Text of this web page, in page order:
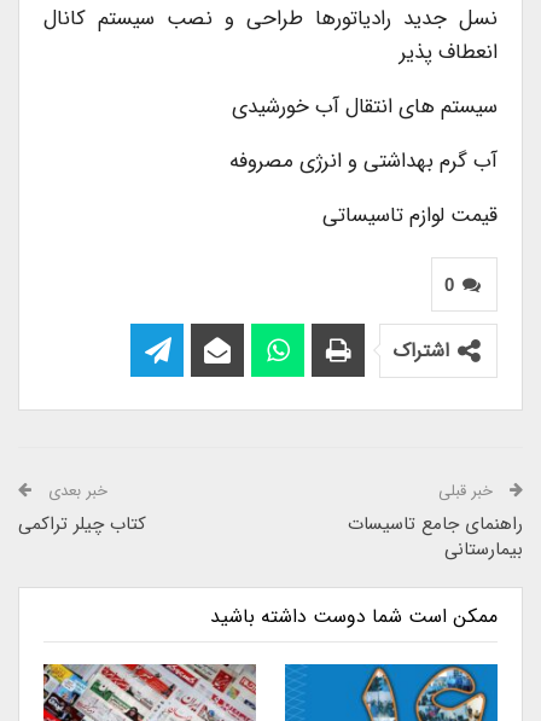
نسل جدید رادیاتورها طراحی و نصب سیستم کانال
انعطاف پذیر
سیستم های انتقال آب خورشیدی
آب گرم بهداشتی و انرژی مصروفه
قیمت لوازم تاسیساتی
0
اشتراک
خبر قبلی
راهنمای جامع تاسیسات
بیمارستانی
خبر بعدی
کتاب چیلر تراکمی
ممکن است شما دوست داشته باشید